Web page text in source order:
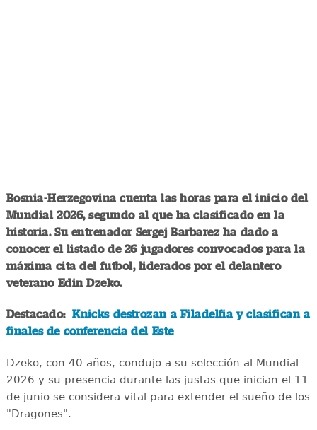
Bosnia-Herzegovina cuenta las horas para el inicio del
Mundial 2026, segundo al que ha clasificado en la
historia. Su entrenador Sergej Barbarez ha dado a
conocer el listado de 26 jugadores convocados para la
máxima cita del futbol, liderados por el delantero
veterano Edin Dzeko.
Destacado:Knicks destrozan a Filadelfia y clasifican a
finales de conferencia del Este
Dzeko, con 40 años, condujo a su selección al Mundial
2026 y su presencia durante las justas que inician el 11
de junio se considera vital para extender el sueño de los
"Dragones".